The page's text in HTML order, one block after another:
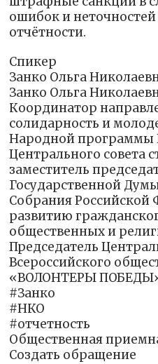
ошибок и
отчётности.
Спикер
Занко Ольга
Занко Ольга
Координатор
солидарность и
Народной программы
Центрального совета
заместитель
Государственной
Собрания Российской
развитию
общественных и
Председатель
Всероссийского
«ВОЛОНТЕРЫ
#Занко
#НКО
#отчетность
Общественная
Создать обращение